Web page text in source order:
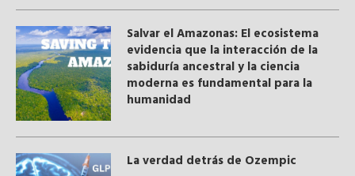
Salvar el Amazonas: El ecosistema
evidencia que la interacción de la
sabiduría ancestral y ​la ciencia
moderna​ es fundamental para la
humanidad
La verdad detrás de Ozempic